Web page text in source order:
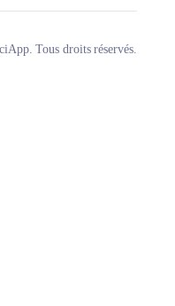
Tous droits réservés.